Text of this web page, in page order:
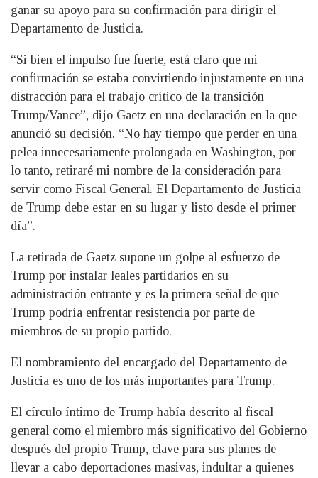
ganar su apoyo para su confirmación para dirigir el
Departamento de Justicia.
“Si bien el impulso fue fuerte, está claro que mi
confirmación se estaba convirtiendo injustamente en una
distracción para el trabajo crítico de la transición
Trump/Vance”, dijo Gaetz en una declaración en la que
anunció su decisión. “No hay tiempo que perder en una
pelea innecesariamente prolongada en Washington, por
lo tanto, retiraré mi nombre de la consideración para
servir como Fiscal General. El Departamento de Justicia
de Trump debe estar en su lugar y listo desde el primer
día”.
La retirada de Gaetz supone un golpe al esfuerzo de
Trump por instalar leales partidarios en su
administración entrante y es la primera señal de que
Trump podría enfrentar resistencia por parte de
miembros de su propio partido.
El nombramiento del encargado del Departamento de
Justicia es uno de los más importantes para Trump.
El círculo íntimo de Trump había descrito al fiscal
general como el miembro más significativo del Gobierno
después del propio Trump, clave para sus planes de
llevar a cabo deportaciones masivas, indultar a quienes